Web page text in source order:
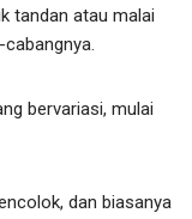
tandan atau malai
bervariasi, mulai
dan biasanya